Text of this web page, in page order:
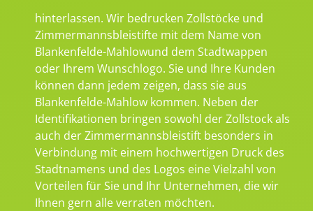
hinterlassen. Wir bedrucken Zollstöcke und
Zimmermannsbleistifte mit dem Name von
Blankenfelde-Mahlowund dem Stadtwappen
oder Ihrem Wunschlogo. Sie und Ihre Kunden
können dann jedem zeigen, dass sie aus
Blankenfelde-Mahlow kommen. Neben der
Identifikationen bringen sowohl der Zollstock als
auch der Zimmermannsbleistift besonders in
Verbindung mit einem hochwertigen Druck des
Stadtnamens und des Logos eine Vielzahl von
Vorteilen für Sie und Ihr Unternehmen, die wir
Ihnen gern alle verraten möchten.